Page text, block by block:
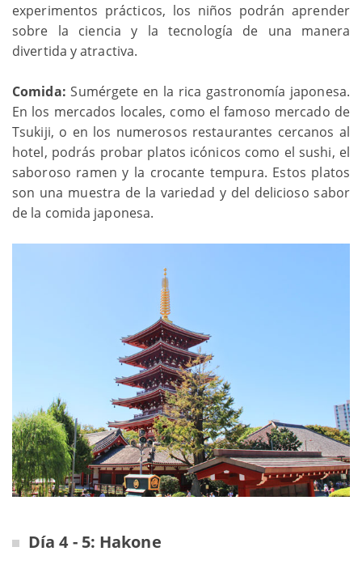
experimentos prácticos, los niños podrán aprender
sobre la ciencia y la tecnología de una manera
divertida y atractiva.
Comida: Sumérgete en la rica gastronomía japonesa.
En los mercados locales, como el famoso mercado de
Tsukiji, o en los numerosos restaurantes cercanos al
hotel, podrás probar platos icónicos como el sushi, el
saboroso ramen y la crocante tempura. Estos platos
son una muestra de la variedad y del delicioso sabor
de la comida japonesa.
Día 4 - 5: Hakone